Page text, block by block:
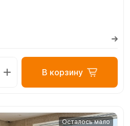
В корзину
Осталось мало